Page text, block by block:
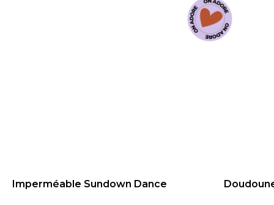
79.95€
Imperméable Sundown Dance 104.99